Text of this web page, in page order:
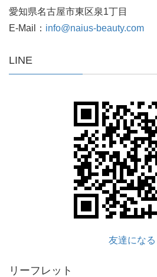
愛知県名古屋市東区泉1丁目
E-Mail： info@naius-beauty.com
LINE
友達になる
リーフレット